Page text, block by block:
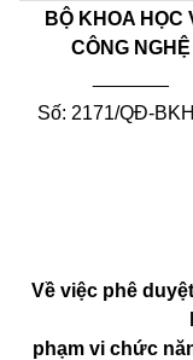
BỘ KHOA HỌC
CÔNG NGHỆ
Số: 2171/QĐ-
Về việc phê
phạm vi chức